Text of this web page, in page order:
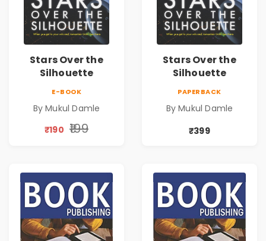
Stars Over the
Silhouette
E-BOOK
By Mukul Damle
₹190 ₹199
Stars Over the
Silhouette
PAPERBACK
By Mukul Damle
₹399